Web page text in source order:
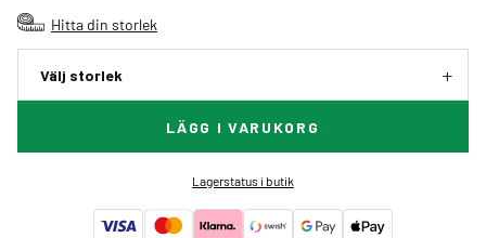
Hitta din storlek
Välj storlek
LÄGG I VARUKORG
Lagerstatus i butik